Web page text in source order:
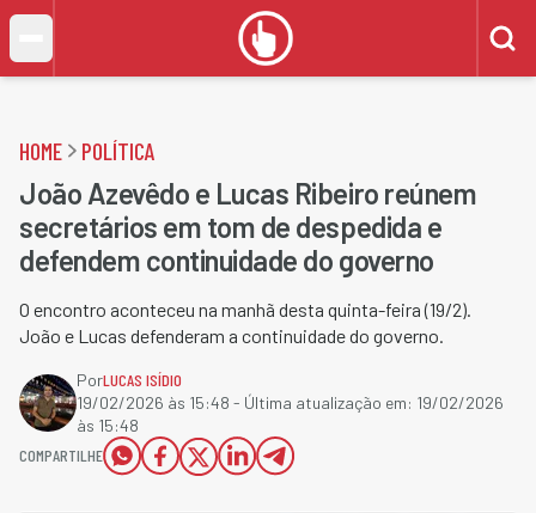
HOME POLÍTICA
João Azevêdo e Lucas Ribeiro reúnem
secretários em tom de despedida e
defendem continuidade do governo
O encontro aconteceu na manhã desta quinta-feira (19/2).
João e Lucas defenderam a continuidade do governo.
PorLUCAS ISÍDIO
19/02/2026 às 15:48 - Última atualização em: 19/02/2026
às 15:48
COMPARTILHE